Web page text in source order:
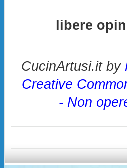
libere
CucinArtusi.itby
Creative
- Non